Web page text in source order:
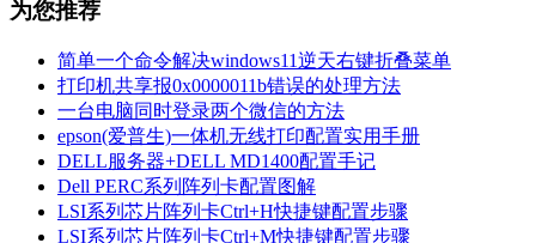
为您推荐
简单一个命令解决windows11逆天右键折叠菜单
打印机共享报0x0000011b错误的处理方法
一台电脑同时登录两个微信的方法
epson(爱普生)一体机无线打印配置实用手册
DELL服务器+DELL MD1400配置手记
Dell PERC系列阵列卡配置图解
LSI系列芯片阵列卡Ctrl+H快捷键配置步骤
LSI系列芯片阵列卡Ctrl+M快捷键配置步骤